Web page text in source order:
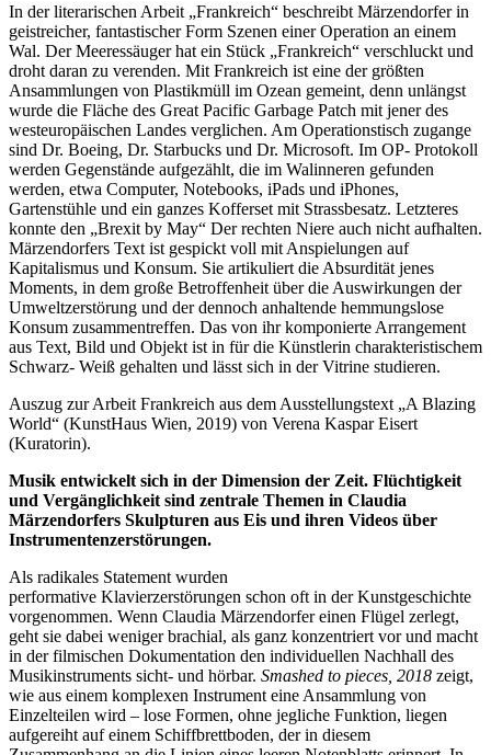
In der literarischen Arbeit „Frankreich“ beschreibt Märzendorfer in
geistreicher, fantastischer Form Szenen einer Operation an einem
Wal. Der Meeressäuger hat ein Stück „Frankreich“ verschluckt und
droht daran zu verenden. Mit Frankreich ist eine der größten
Ansammlungen von Plastikmüll im Ozean gemeint, denn unlängst
wurde die Fläche des Great Pacific Garbage Patch mit jener des
westeuropäischen Landes verglichen. Am Operationstisch zugange
sind Dr. Boeing, Dr. Starbucks und Dr. Microsoft. Im OP- Protokoll
werden Gegenstände aufgezählt, die im Walinneren gefunden
werden, etwa Computer, Notebooks, iPads und iPhones,
Gartenstühle und ein ganzes Kofferset mit Strassbesatz. Letzteres
konnte den „Brexit by May“ Der rechten Niere auch nicht aufhalten.
Märzendorfers Text ist gespickt voll mit Anspielungen auf
Kapitalismus und Konsum. Sie artikuliert die Absurdität jenes
Moments, in dem große Betroffenheit über die Auswirkungen der
Umweltzerstörung und der dennoch anhaltende hemmungslose
Konsum zusammentreffen. Das von ihr komponierte Arrangement
aus Text, Bild und Objekt ist in für die Künstlerin charakteristischem
Schwarz- Weiß gehalten und lässt sich in der Vitrine studieren.
Auszug zur Arbeit Frankreich aus dem Ausstellungstext „A Blazing
World“ (KunstHaus Wien, 2019) von Verena Kaspar Eisert
(Kuratorin).
Musik entwickelt sich in der Dimension der Zeit. Flüchtigkeit
und Vergänglichkeit sind zentrale Themen in Claudia
Märzendorfers Skulpturen aus Eis und ihren Videos über
Instrumentenzerstörungen.
Als radikales Statement wurden
performative Klavierzerstörungen schon oft in der Kunstgeschichte
vorgenommen. Wenn Claudia Märzendorfer einen Flügel zerlegt,
geht sie dabei weniger brachial, als ganz konzentriert vor und macht
in der filmischen Dokumentation den individuellen Nachhall des
Musikinstruments sicht- und hörbar. Smashed to pieces, 2018 zeigt,
wie aus einem komplexen Instrument eine Ansammlung von
Einzelteilen wird – lose Formen, ohne jegliche Funktion, liegen
aufgereiht auf einem Schiffbrettboden, der in diesem